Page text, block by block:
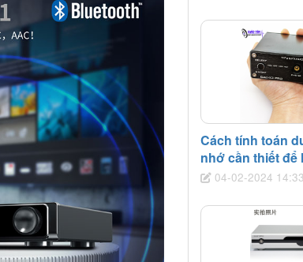
Cách tính toán
nhớ cần thiết
liệu âm thanh
04-02-2024